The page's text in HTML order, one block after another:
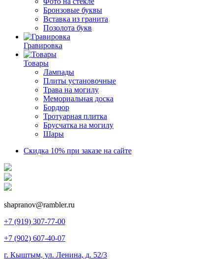
Бронзовые буквы
Вставка из гранита
Позолота букв
Гравировка
Товары
Лампады
Плиты установочные
Трава на могилу
Мемориальная доска
Бордюр
Тротуарная плитка
Брусчатка на могилу
Шары
Скидка 10% при заказе на сайте
shapranov@rambler.ru
+7 (919) 307-77-00
+7 (902) 607-40-07
г. Кыштым, ул. Ленина, д. 52/3